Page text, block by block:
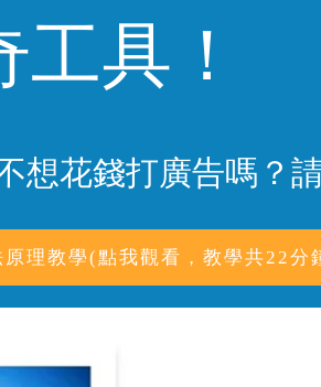
具！
想花錢打廣告嗎？
理教學(點我觀看，教學共22分